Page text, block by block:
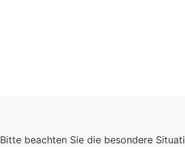
Bitte beachten Sie die besondere